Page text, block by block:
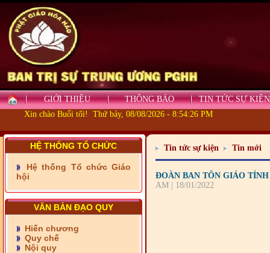
GIỚI THIỆU THÔNG BÁO
TIN TỨC SỰ KIỆN
Xin chào Buổi tối! Thứ bảy, 08/08/2026 - 8:54:27 PM
HỆ THỐNG TỔ CHỨC
Hệ thống Tổ chức Giáo
hội
VĂN BẢN ĐẠO QUY
Hiến chương
Quy chế
Nội quy
- Những tấm lòng thiện
nguyện vùng biên
- BAN TRỊ SỰ XÃ ĐẠI
PHƯỚC TỈNH ĐỒNG NAI
- Xã Châu Phú khánh
thành cầu Kênh 7 - Nam
kênh Quốc Gia
- Xã Phú Lâm bàn giao 9
căn nhà Đại đoàn kết
Tin tức sự kiện Tin mới
ĐOÀN BAN TÔN GIÁO
AM | 18/01/2022